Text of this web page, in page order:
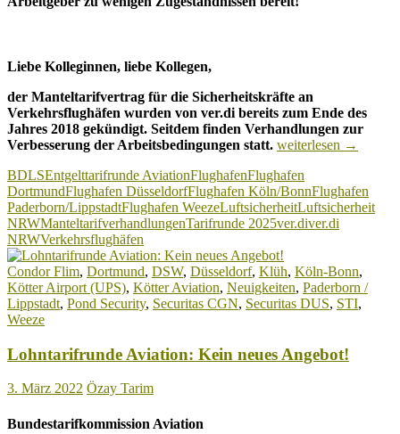
Liebe Kolleginnen, liebe Kollegen,
der Manteltarifvertrag für die Sicherheitskräfte an
Verkehrsflughäfen wurden von ver.di bereits zum Ende des
Jahres 2018 gekündigt. Seitdem finden Verhandlungen zur
Verbesserung der Arbeitsbedingungen statt. Verkehrsflughäfen:
2025
für
die
weiterlesen →
BDLSEntgelttarifrunde AviationFlughafenFlughafen
DortmundFlughafen DüsseldorfFlughafen Köln/BonnFlughafen
Paderborn/LippstadtFlughafen WeezeLuftsicherheitLuftsicherheit
NRWManteltarifverhandlungenTarifrunde 2025ver.diver.di
NRWVerkehrsflughäfen
Condor Flim, Dortmund, DSW, Düsseldorf, Klüh, Köln-Bonn,
Kötter Airport (UPS), Kötter Aviation, Neuigkeiten, Paderborn /
Lippstadt, Pond Security, Securitas CGN, Securitas DUS, STI,
Weeze
Lohntarifrunde Aviation: Kein neues Angebot!
3. März 2022 Özay Tarim
Bundestarifkommission Aviation